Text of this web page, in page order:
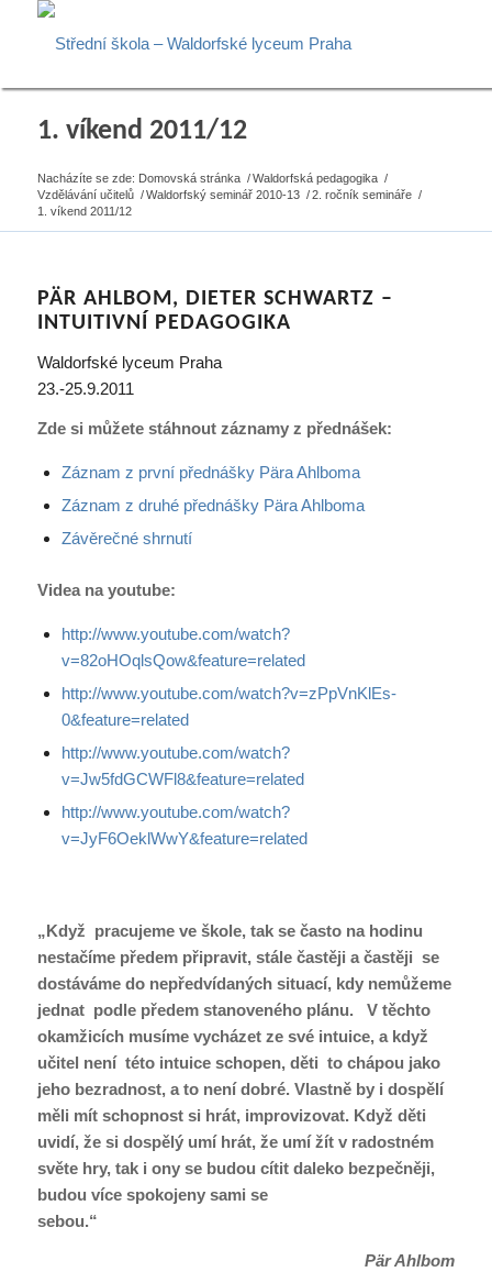
1. víkend 2011/12
Nacházíte se zde: Domovská stránka / Waldorfská pedagogika /
Vzdělávání učitelů / Waldorfský seminář 2010-13 / 2. ročník semináře /
1. víkend 2011/12
PÄR AHLBOM, DIETER SCHWARTZ –
INTUITIVNÍ PEDAGOGIKA
Waldorfské lyceum Praha
23.-25.9.2011
Zde si můžete stáhnout záznamy z přednášek:
Záznam z první přednášky Pära Ahlboma
Záznam z druhé přednášky Pära Ahlboma
Závěrečné shrnutí
Videa na youtube:
http://www.youtube.com/watch?
v=82oHOqlsQow&feature=related
http://www.youtube.com/watch?v=zPpVnKlEs-
0&feature=related
http://www.youtube.com/watch?
v=Jw5fdGCWFl8&feature=related
http://www.youtube.com/watch?
v=JyF6OeklWwY&feature=related
„Když pracujeme ve škole, tak se často na hodinu
nestačíme předem připravit, stále častěji a častěji se
dostáváme do nepředvídaných situací, kdy nemůžeme
jednat podle předem stanoveného plánu. V těchto
okamžicích musíme vycházet ze své intuice, a když
učitel není této intuice schopen, děti to chápou jako
jeho bezradnost, a to není dobré. Vlastně by i dospělí
měli mít schopnost si hrát, improvizovat. Když děti
uvidí, že si dospělý umí hrát, že umí žít v radostném
světe hry, tak i ony se budou cítit daleko bezpečněji,
budou více spokojeny sami se
sebou.“
Pär Ahlbom